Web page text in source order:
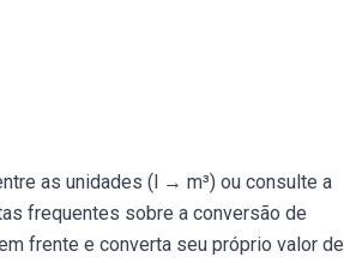
as unidades (l → m³) ou consulte a
frequentes sobre a conversão de
frente e converta seu próprio valor de